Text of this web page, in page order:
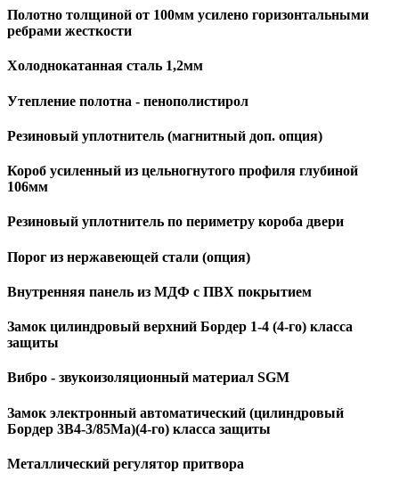
Полотно толщиной от 100мм усилено горизонтальными
ребрами жесткости
Холоднокатанная сталь 1,2мм
Утепление полотна - пенополистирол
Резиновый уплотнитель (магнитный доп. опция)
Короб усиленный из цельногнутого профиля глубиной
106мм
Резиновый уплотнитель по периметру короба двери
Порог из нержавеющей стали (опция)
Внутренняя панель из МДФ с ПВХ покрытием
Замок цилиндровый верхний Бордер 1-4 (4-го) класса
защиты
Вибро - звукоизоляционный материал SGM
Замок электронный автоматический (цилиндровый
Бордер 3B4-3/85Ma)(4-го) класса защиты
Металлический регулятор притвора